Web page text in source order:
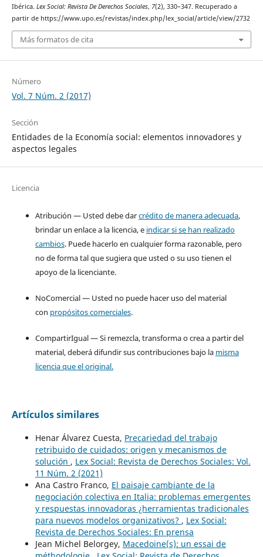
Ibérica. Lex Social: Revista De Derechos Sociales, 7(2), 330–347. Recuperado a
partir de https://www.upo.es/revistas/index.php/lex_social/article/view/2732
Más formatos de cita
Número
Vol. 7 Núm. 2 (2017)
Sección
Entidades de la Economía social: elementos innovadores y
aspectos legales
Licencia
Atribución — Usted debe darcrédito de manera adecuada,
brindar un enlace a la licencia, e indicar si se han realizado
cambios. Puede hacerlo en cualquier forma razonable, pero
no de forma tal que sugiera que usted o su uso tienen el
apoyo de la licenciante.
NoComercial — Usted no puede hacer uso del material
con propósitos comerciales.
CompartirIgual — Si remezcla, transforma o crea a partir del
material, deberá difundir sus contribuciones bajo la misma
licencia que el original.
Artículos similares
Henar Álvarez Cuesta, Precariedad del trabajo
retribuido de cuidados: origen y mecanismos de
solución , Lex Social: Revista de Derechos Sociales: Vol.
11 Núm. 2 (2021)
Ana Castro Franco, El paisaje cambiante de la
negociación colectiva en Italia: problemas emergentes
y respuestas innovadoras ¿herramientas tradicionales
para nuevos modelos organizativos? , Lex Social:
Revista de Derechos Sociales: En prensa
Jean Michel Belorgey, Macedoine(s): un essai de